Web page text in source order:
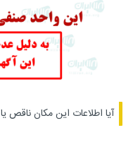
آیا اطلاعات این مکان ناقص